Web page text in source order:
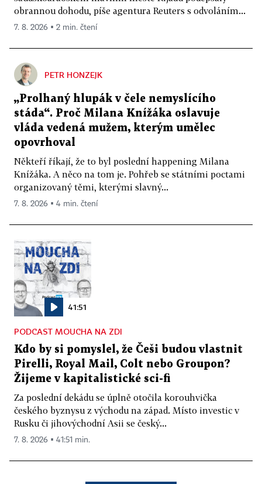
obrannou dohodu, píše agentura Reuters s odvoláním...
7. 8. 2026 ▪ 2 min. čtení
PETR HONZEJK
„Prolhaný hlupák v čele nemyslícího
stáda“. Proč Milana Knížáka oslavuje
vláda vedená mužem, kterým umělec
opovrhoval
Někteří říkají, že to byl poslední happening Milana
Knížáka. A něco na tom je. Pohřeb se státními poctami
organizovaný těmi, kterými slavný...
7. 8. 2026 ▪ 4 min. čtení
41:51
PODCAST MOUCHA NA ZDI
Kdo by si pomyslel, že Češi budou vlastnit
Pirelli, Royal Mail, Colt nebo Groupon?
Žijeme v kapitalistické sci-fi
Za poslední dekádu se úplně otočila korouhvička
českého byznysu z východu na západ. Místo investic v
Rusku či jihovýchodní Asii se český...
7. 8. 2026 ▪ 41:51 min.